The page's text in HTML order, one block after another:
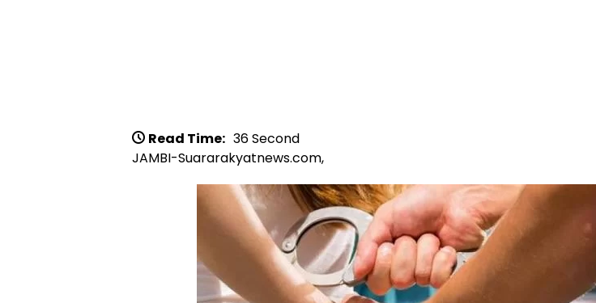
Read Time: 36 Second
JAMBI-Suararakyatnews.com,